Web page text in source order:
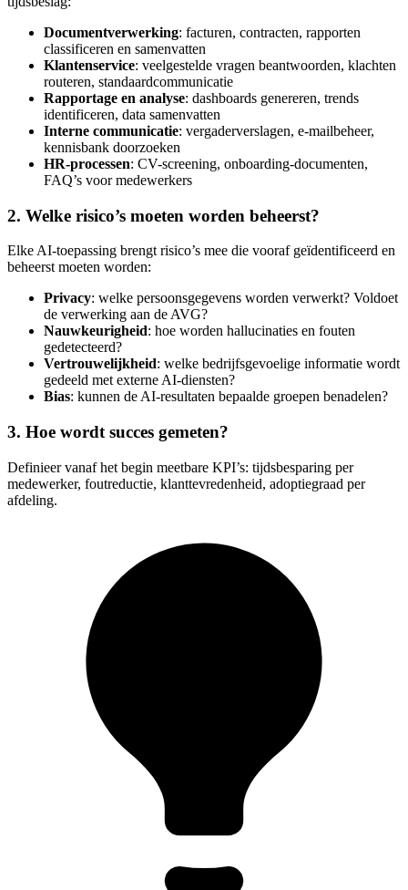
Documentverwerking: facturen, contracten, rapporten
classificeren en samenvatten
Klantenservice: veelgestelde vragen beantwoorden, klachten
routeren, standaardcommunicatie
Rapportage en analyse: dashboards genereren, trends
identificeren, data samenvatten
Interne communicatie: vergaderverslagen, e-mailbeheer,
kennisbank doorzoeken
HR-processen: CV-screening, onboarding-documenten,
FAQ’s voor medewerkers
2. Welke risico’s moeten worden beheerst?
Elke AI-toepassing brengt risico’s mee die vooraf geïdentificeerd en
beheerst moeten worden:
Privacy: welke persoonsgegevens worden verwerkt? Voldoet
de verwerking aan de AVG?
Nauwkeurigheid: hoe worden hallucinaties en fouten
gedetecteerd?
Vertrouwelijkheid: welke bedrijfsgevoelige informatie wordt
gedeeld met externe AI-diensten?
Bias: kunnen de AI-resultaten bepaalde groepen benadelen?
3. Hoe wordt succes gemeten?
Definieer vanaf het begin meetbare KPI’s: tijdsbesparing per
medewerker, foutreductie, klanttevredenheid, adoptiegraad per
afdeling.